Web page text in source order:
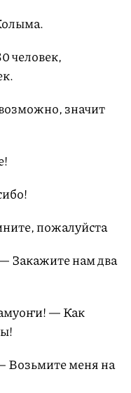
человек,
значит
пожалуйста
Закажите нам два
— Как
Возьмите меня на